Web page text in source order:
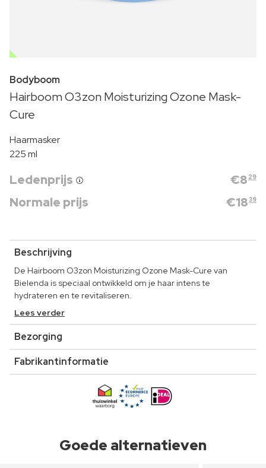
OUTLET
Bodyboom
Hairboom O3zon Moisturizing Ozone Mask-
Cure
Haarmasker
225 ml
Ledenprijs €8 29
Normale prijs €1839
Beschrijving
De Hairboom O3zon Moisturizing Ozone Mask-Cure van
Bielenda is speciaal ontwikkeld om je haar intens te
hydrateren en te revitaliseren.
Lees verder
Bezorging
Fabrikantinformatie
Goede alternatieven